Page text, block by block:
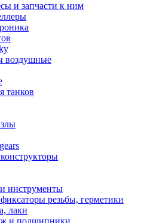
и запчасти к ним
воздушные
танков
инструменты
резьбы, герметики
лаки
и подшипники